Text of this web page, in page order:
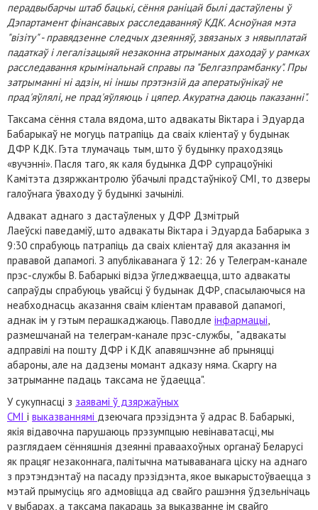
перадвыбарчы штаб бацькі, сёння раніцай былі дастаўлены ў
Дэпартамент фінансавых расследаванняў КДК. Асноўная мэта
"візіту" - правядзенне следчых дзеянняў, звязаных з нявыплатай
падаткаў і легалізацыяй незаконна атрыманых даходаў у рамках
расследавання крымінальнай справы па "Белгазпрамбанку". Пры
затрыманні ні адзін, ні іншы прэтэнзій да аператыўнікаў не
прад'яўлялі, не прад'яўляюць і цяпер. Акуратна даюць паказанні".
Таксама сёння стала вядома, што адвакаты Віктара і Эдуарда
Бабарыкаў не могуць патрапіць да сваіх кліентаў у будынак
ДФР КДК. Гэта тлумачаць тым, што ў будынку праходзяць
«вучэнні». Пасля таго, як каля будынка ДФР супрацоўнікі
Камітэта дзяржкантролю ўбачылі прадстаўнікоў СМІ, то дзверы
галоўнага ўваходу ў будынкі зачынілі.
Адвакат аднаго з дастаўленых у ДФР Дзмітрый
Лаеўскі паведаміў, што адвакаты Віктара і Эдуарда Бабарыка з
9:30 спрабуюць патрапіць да сваіх кліентаў для аказання ім
прававой дапамогі. З апублікаванага ў 12: 26 у Телеграм-канале
прэс-службы В. Бабарыкі відэа ўгледжваецца, што адвакаты
сапраўды спрабуюць увайсці ў будынак ДФР, спасылаючыся на
неабходнасць аказання сваім кліентам прававой дапамогі,
аднак ім у гэтым перашкаджаюць. Паводле інфармацыі,
размешчанай на телеграм-канале прэс-службы, "адвакаты
адправілі на пошту ДФР і КДК апавяшчэнне аб прыняцці
абароны, але на дадзены момант адказу няма. Скаргу на
затрыманне падаць таксама не ўдаецца".
У сукупнасці з заявамі ў дзяржаўных
СМІ і выказваннямі дзеючага прэзідэнта ў адрас В. Бабарыкі,
якія відавочна парушаюць прэзумпцыю невінаватасці, мы
разглядаем сённяшнія дзеянні праваахоўных органаў Беларусі
як працяг незаконнага, палітычна матываванага ціску на аднаго
з прэтэндэнтаў на пасаду прэзідэнта, якое выкарыстоўваецца з
мэтай прымусіць яго адмовіцца ад свайго рашэння ўдзельнічаць
у выбарах, а таксама пакараць за выказванне ім свайго